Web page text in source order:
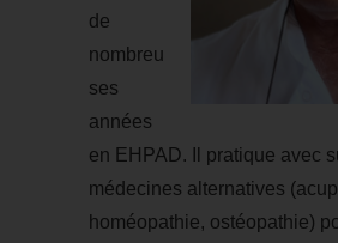
de
nombreu
ses
années
en EHPAD. Il pratique avec
médecines alternatives
homéopathie, ostéopathie)